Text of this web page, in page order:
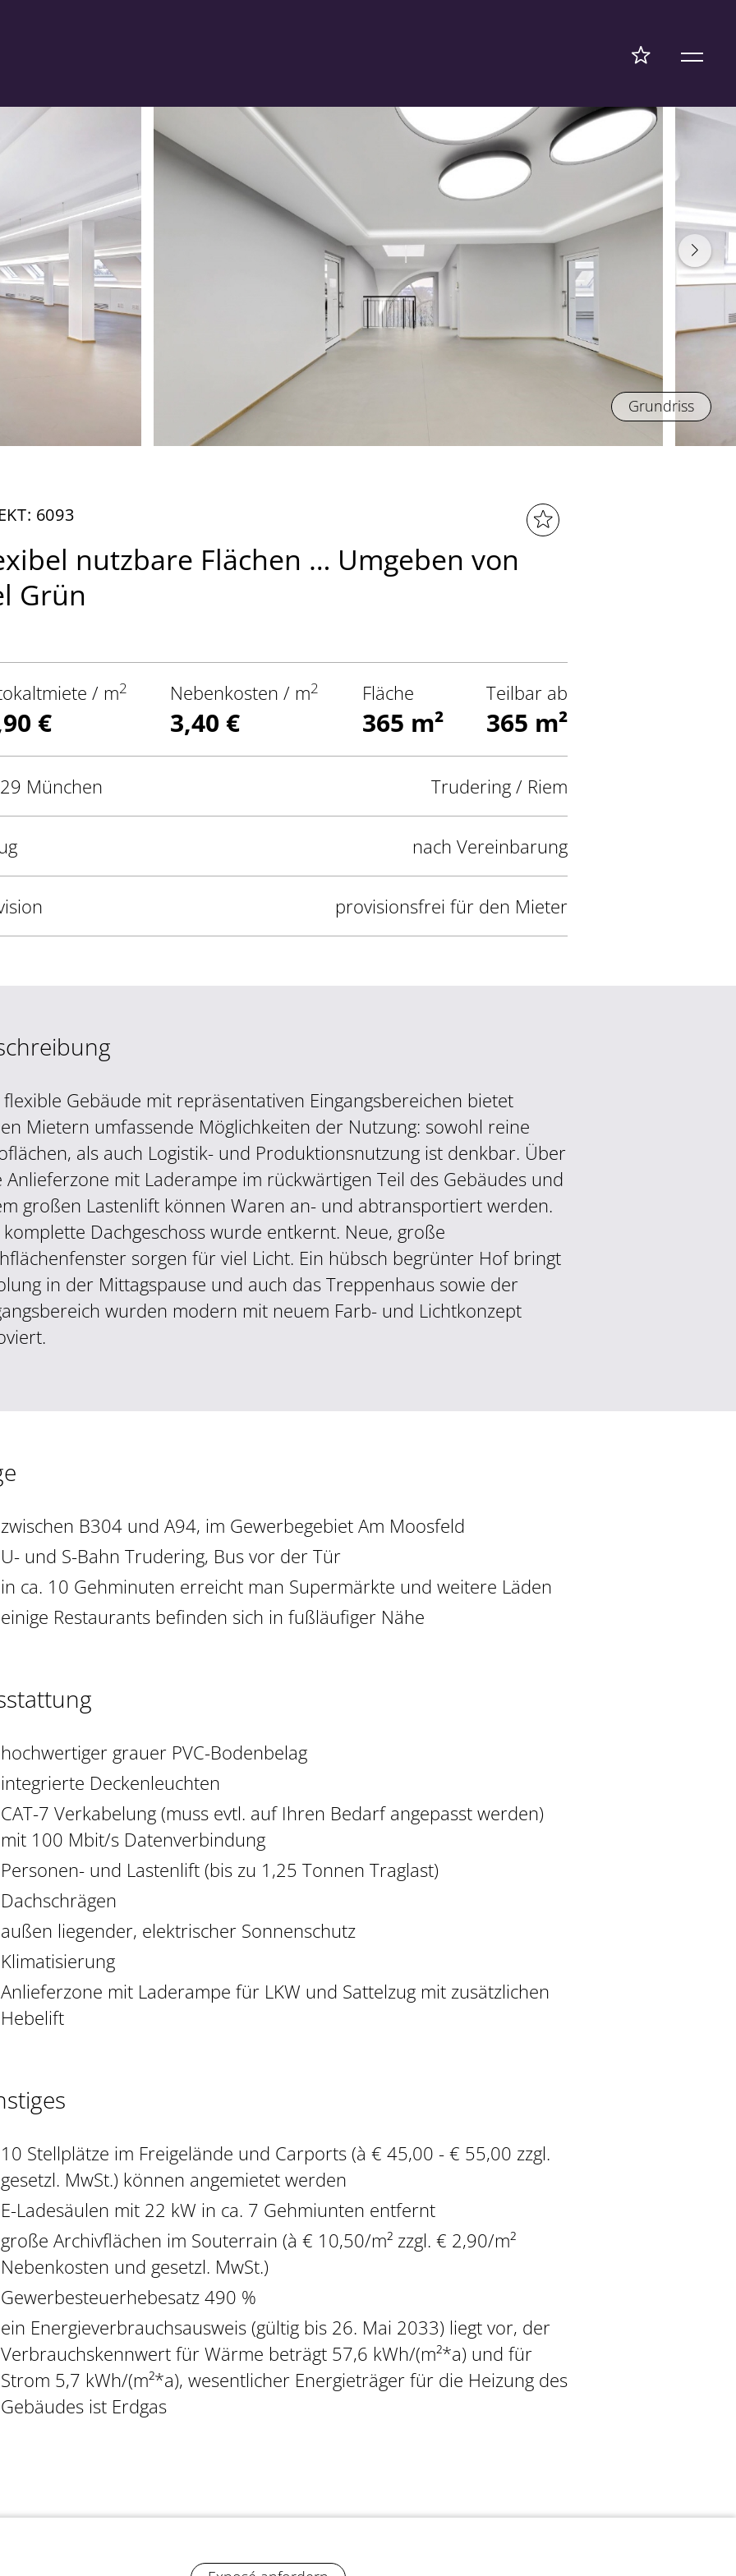
Grundriss
6093
nutzbare Flächen … Umgeben von
Grün
/ m2
€
Nebenkosten / m2
3,40 €
Fläche
365 m²
Teilbar ab
365 m²
München Trudering / Riem
nach Vereinbarung
provisionsfrei für den Mieter
flexible Gebäude mit repräsentativen Eingangsbereichen bietet
Mietern umfassende Möglichkeiten der Nutzung: sowohl reine
als auch Logistik- und Produktionsnutzung ist denkbar. Über
Anlieferzone mit Laderampe im rückwärtigen Teil des Gebäudes und
großen Lastenlift können Waren an- und abtransportiert werden.
komplette Dachgeschoss wurde entkernt. Neue, große
sorgen für viel Licht. Ein hübsch begrünter Hof bringt
in der Mittagspause und auch das Treppenhaus sowie der
wurden modern mit neuem Farb- und Lichtkonzept
zwischen B304 und A94, im Gewerbegebiet Am Moosfeld
U- und S-Bahn Trudering, Bus vor der Tür
in ca. 10 Gehminuten erreicht man Supermärkte und weitere Läden
einige Restaurants befinden sich in fußläufiger Nähe
hochwertiger grauer PVC-Bodenbelag
integrierte Deckenleuchten
CAT-7 Verkabelung (muss evtl. auf Ihren Bedarf angepasst werden)
mit 100 Mbit/s Datenverbindung
Personen- und Lastenlift (bis zu 1,25 Tonnen Traglast)
Dachschrägen
außen liegender, elektrischer Sonnenschutz
Klimatisierung
Anlieferzone mit Laderampe für LKW und Sattelzug mit zusätzlichen
Hebelift
10 Stellplätze im Freigelände und Carports (à € 45,00 - € 55,00 zzgl.
gesetzl. MwSt.) können angemietet werden
E-Ladesäulen mit 22 kW in ca. 7 Gehmiunten entfernt
große Archivflächen im Souterrain (à € 10,50/m² zzgl. € 2,90/m²
Nebenkosten und gesetzl. MwSt.)
Gewerbesteuerhebesatz 490 %
ein Energieverbrauchsausweis (gültig bis 26. Mai 2033) liegt vor, der
Verbrauchskennwert für Wärme beträgt 57,6 kWh/(m²*a) und für
Strom 5,7 kWh/(m²*a), wesentlicher Energieträger für die Heizung des
Gebäudes ist Erdgas